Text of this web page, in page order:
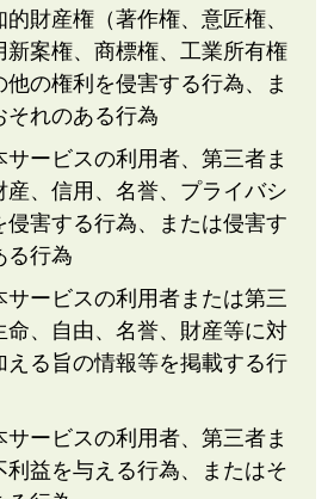
財産権（著作権、意匠権、
新案権、商標権、工業所有権
の権利を侵害する行為、ま
それのある行為
サービスの利用者、第三者ま
産、信用、名誉、プライバシ
侵害する行為、または侵害す
る行為
サービスの利用者または第三
命、自由、名誉、財産等に対
える旨の情報等を掲載する行
サービスの利用者、第三者ま
利益を与える行為、またはそ